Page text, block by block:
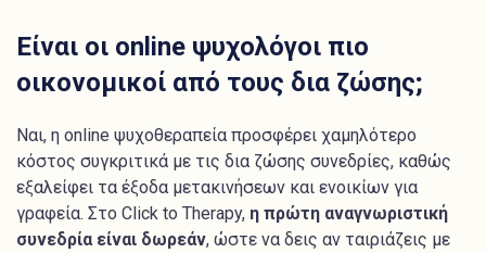
Είναι οι online ψυχολόγοι πιο
οικονομικοί από τους δια ζώσης;
Ναι, η online ψυχοθεραπεία προσφέρει χαμηλότερο
κόστος συγκριτικά με τις δια ζώσης συνεδρίες, καθώς
εξαλείφει τα έξοδα μετακινήσεων και ενοικίων για
γραφεία. Στο Click to Therapy, η πρώτη αναγνωριστική
συνεδρία είναι δωρεάν, ώστε να δεις αν ταιριάζεις με